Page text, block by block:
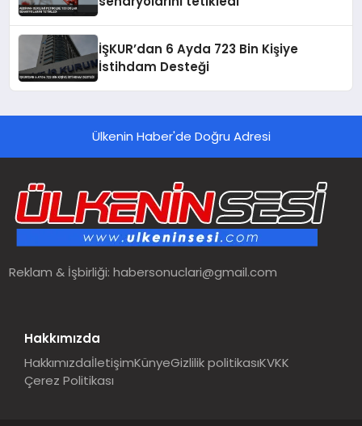
İŞKUR’dan 6 Ayda 723 Bin Kişiye
İstihdam Desteği
Ülkenin Haber'de Doğru Adresi
Reklam & İşbirliği:habersonuclari@gmail.com
Hakkımızda
HakkımızdaİletişimKünyeGizlilik politikasıKVKK
Çerez Politikası